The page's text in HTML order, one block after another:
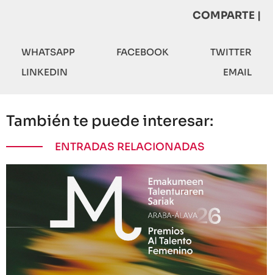
COMPARTE |
WHATSAPP FACEBOOK
TWITTER
LINKEDIN
EMAIL
También te puede interesar:
ENTRADAS RELACIONADAS